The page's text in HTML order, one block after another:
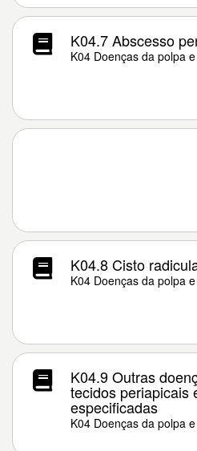
K04.7 Abscesso
K04 Doenças da polpa
K04.8 Cisto
K04 Doenças da polpa
K04.9 Outras
tecidos periapicais
especificadas
K04 Doenças da polpa